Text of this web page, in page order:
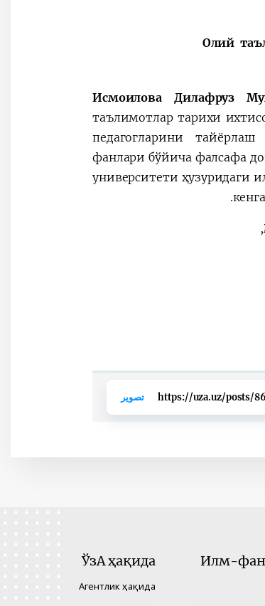
“Олий
Исмоилова Дилафруз
таълимотлар тарихи
педагогларини
фанлари бўйича фалсафа
университети ҳузуридаги
https://uza.uz/posts/ تصوير
Илм-фан
ЎзА ҳақида
Агентлик ҳақида